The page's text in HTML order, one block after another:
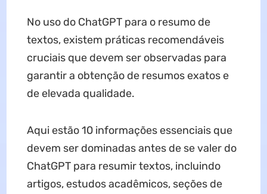
No uso do ChatGPT para o resumo de
textos, existem práticas recomendáveis
cruciais que devem ser observadas para
garantir a obtenção de resumos exatos e
de elevada qualidade.
Aqui estão 10 informações essenciais que
devem ser dominadas antes de se valer do
ChatGPT para resumir textos, incluindo
artigos, estudos acadêmicos, seções de